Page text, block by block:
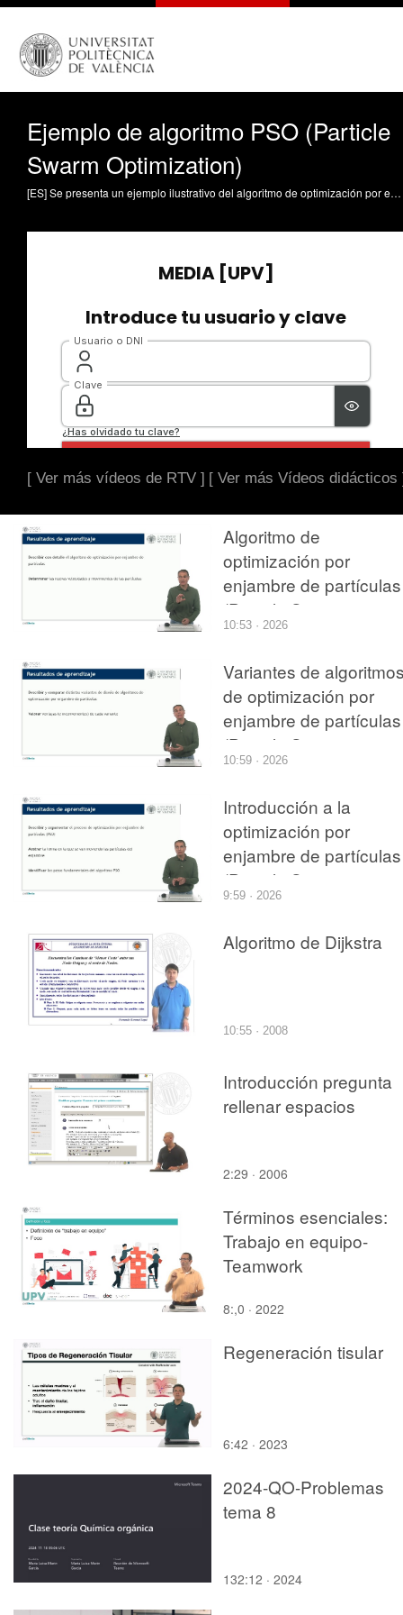
Ejemplo de algoritmo PSO (Particle
Swarm Optimization)
[ES] Se presenta un ejemplo ilustrativo del algoritmo de optimización por enjambre de partículas. Concretamente, se utiliza un problema de ejemplo sencillo de optimización bi-dimensional para explicar con detalle, iteración tras iteración, cómo se va calculando la velocidad y nueva posición de cada partícula. Se muestra gráficamente la evolución de las partículas del enjambre y cómo pueden acercarse, en menor o mayor medida, a la solución óptima. Se hace especial hincapié en la utilidad del comportamiento aleatorio del algoritmo, muy útil para tratar de alcanzar soluciones de buena calidad. Garrido, Antonio (2026). Ejemplo de algoritmo PSO (Particle Swarm Optimization). https://riunet.upv.es/handle/10251/238273 DER
[ Ver más vídeos de RTV ] [ Ver más Vídeos didácticos
Algoritmo de
optimización por
enjambre de partículas
(Particle Swarm
Optimization)
10:53 · 2026
Variantes de
de optimización por
enjambre de partículas
(Particle Swarm
Optimization)
10:59 · 2026
Introducción a la
optimización por
enjambre de partículas
(Particle Swarm
Optimization)
9:59 · 2026
Algoritmo de Dijkstra
10:55 · 2008
Introducción pregunta
rellenar espacios
2:29 · 2006
Términos esenciales:
Trabajo en equipo-
Teamwork
8:,0 · 2022
Regeneración tisular
6:42 · 2023
2024-QO-Problemas
tema 8
132:12 · 2024